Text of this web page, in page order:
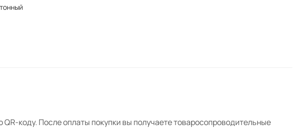
коду. После оплаты покупки вы получаете товаросопроводительные